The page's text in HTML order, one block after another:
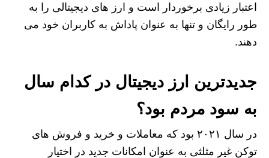
اعتبار زیادی برخوردار است و ارز های دیجیتالی را به
طور رایگان و تنها به عنوان پاداش به کاربران خود می
دهند.
جدیدترین ارز دیجیتال در کدام سال
به سود مردم بود؟
در سال ۲۰۲۱ بود که معاملات و خرید و فروش های
توکن غیر مثلثی به عنوان امکانات جدید در اختیار